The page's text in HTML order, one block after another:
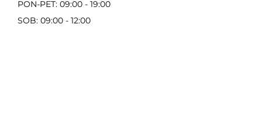
PON-PET: 09:00 - 19:00
SOB: 09:00 - 12:00